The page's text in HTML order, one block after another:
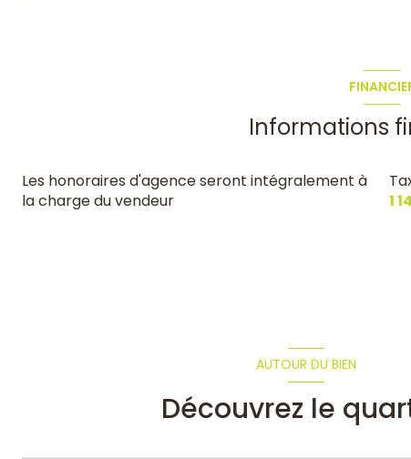
Informations
Les honoraires d'agence seront intégralement à
la charge du vendeur
1
AUTOUR DU BIEN
Découvrez le